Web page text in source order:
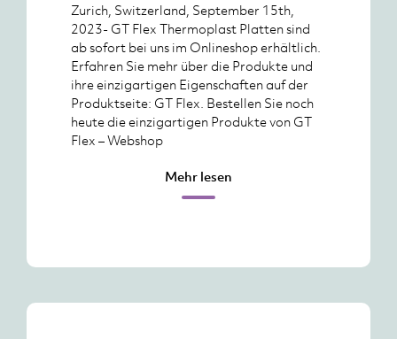
Zurich, Switzerland, September 15th,
2023- GT Flex Thermoplast Platten sind
ab sofort bei uns im Onlineshop erhältlich.
Erfahren Sie mehr über die Produkte und
ihre einzigartigen Eigenschaften auf der
Produktseite: GT Flex. Bestellen Sie noch
heute die einzigartigen Produkte von GT
Flex – Webshop
Mehr lesen